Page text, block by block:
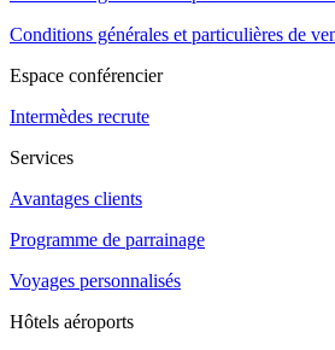
Conditions générales et particulières de
Espace conférencier
Intermèdes recrute
Services
Avantages clients
Programme de parrainage
Voyages personnalisés
Hôtels aéroports